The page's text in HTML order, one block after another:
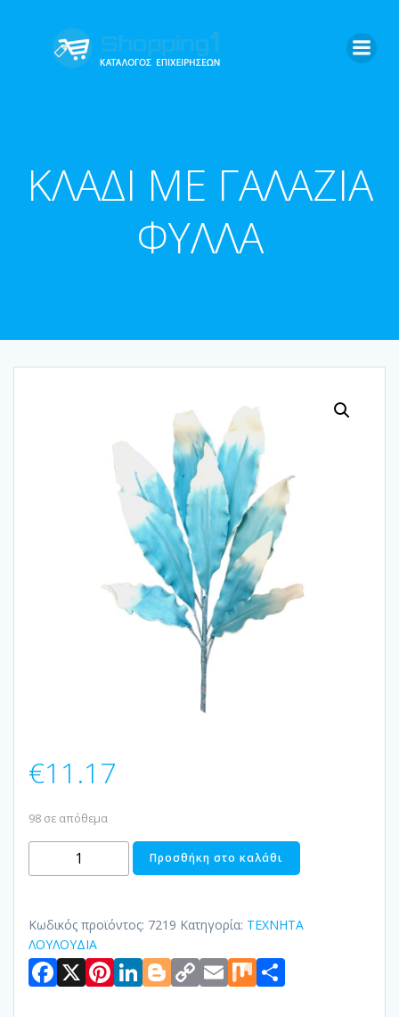
ΚΛΑΔΙ ΜΕ ΓΑΛΑΖΙΑ
ΦΥΛΛΑ
€11.17
98 σε απόθεμα
ΜΕ
ΦΥΛΛΑ
ποσότητα
Προσθήκη στο καλάθι
Κωδικός προϊόντος: 7219 Κατηγορία: ΤΕΧΝΗΤΑ
ΛΟΥΛΟΥΔΙΑ
Facebook
X Pinterest
LinkedIn
Blogger
Copy
Link
Email
Mix